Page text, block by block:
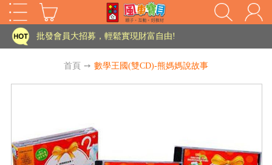
HOT
家長樂了!「風車書版集團暨FOOD超人企業總部」目前正興建中!
批發會員大招募，輕鬆實現財富自由!
老師您好!!幼教會員火熱招募中~
批發會員大招募，輕鬆實現財富自由!
首頁 ➙ 數學王國(雙CD)-熊媽媽說故事